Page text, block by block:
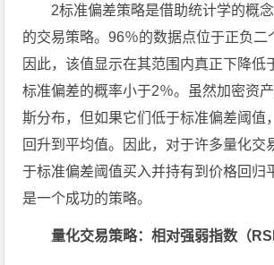
2标准偏差策略是借助统计学的概
的交易策略。96％的数据点位于正负二
因此，该值显示在其范围内真正下降低
标准偏差的概率小于2％。虽然加密资
斯分布，但如果它们低于标准偏差阈值
回升到平均值。因此，对于许多量化交
于标准偏差阈值买入并持有到价格回归
是一个成功的策略。
量化交易策略：相对强弱指数（